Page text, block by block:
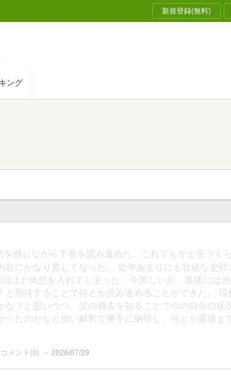
新規登録(無料)
ング
を感じながら下巻を読み進めた。これでもかと言うく
容にかなり苦しくなった。 途中あまりにも壮絶な史郎
ほど休憩を入れてしまった。今苦しい分、最後には
と期待することで何とか読み進めることができた。 現
な？と思いつつ、父の過去を知ることで今の自分の状
ったのかなと拙い解釈で勝手に納得し、何とか最後ま
コメント(0) 2026/07/29